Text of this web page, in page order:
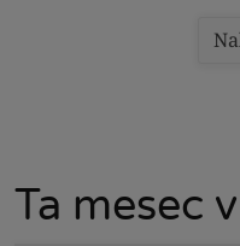
Ta mesec